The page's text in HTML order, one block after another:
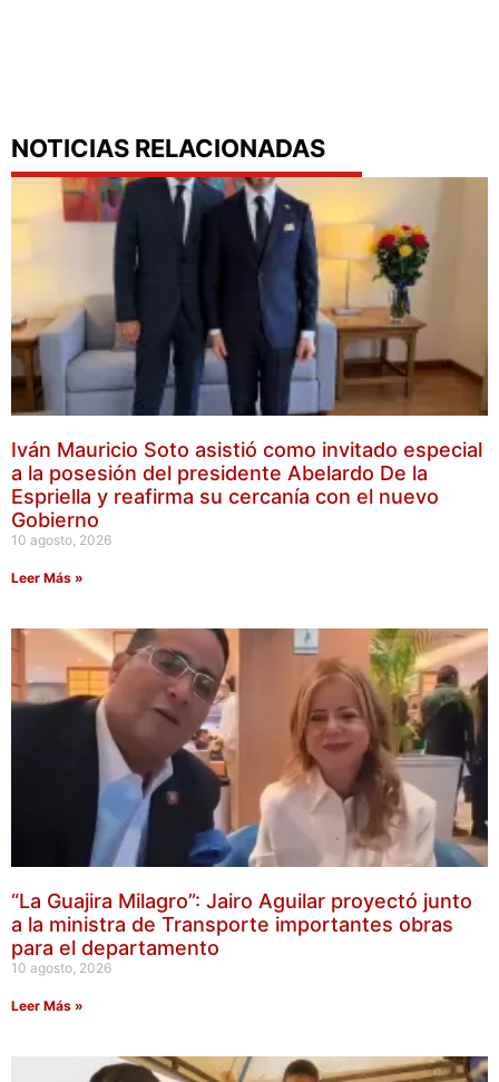
NOTICIAS RELACIONADAS
Iván Mauricio Soto asistió como invitado especial
a la posesión del presidente Abelardo De la
Espriella y reafirma su cercanía con el nuevo
Gobierno
10 agosto, 2026
Leer Más »
“La Guajira Milagro”: Jairo Aguilar proyectó junto
a la ministra de Transporte importantes obras
para el departamento
10 agosto, 2026
Leer Más »